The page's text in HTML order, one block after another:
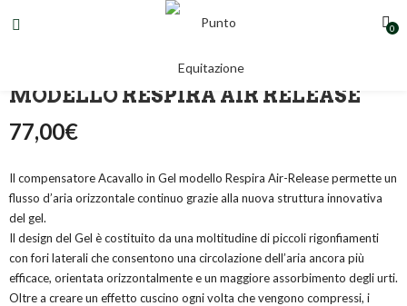
0
COMPENSATORE ACAVALLO IN GEL
MODELLO RESPIRA AIR RELEASE
77,00€
Il compensatore Acavallo in Gel modello Respira Air-Release permette un
flusso d’aria orizzontale continuo grazie alla nuova struttura innovativa
del gel.
Il design del Gel è costituito da una moltitudine di piccoli rigonfiamenti
con fori laterali che consentono una circolazione dell’aria ancora più
efficace, orientata orizzontalmente e un maggiore assorbimento degli urti.
Oltre a creare un effetto cuscino ogni volta che vengono compressi, i